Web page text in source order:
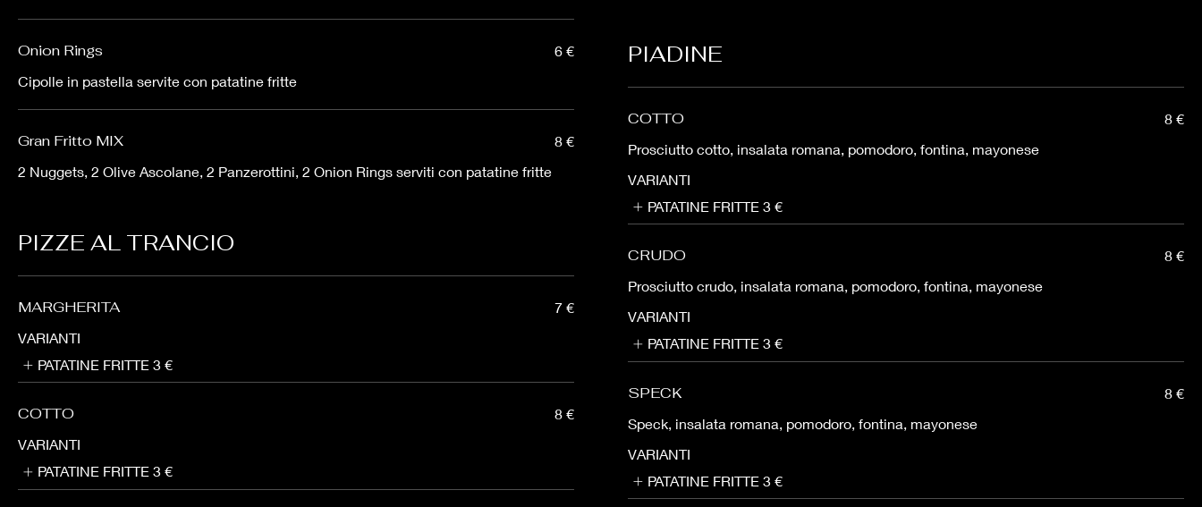
Onion Rings
Cipolle in pastella servite con patatine fritte
6 €
Gran Fritto MIX
2 Nuggets, 2 Olive Ascolane, 2 Panzerottini, 2 Onion Rings serviti con patatine fritte
8 €
PIZZE AL TRANCIO
MARGHERITA
7 €
VARIANTI
PATATINE FRITTE 3 €
COTTO
8 €
VARIANTI
PATATINE FRITTE 3 €
PIADINE
COTTO
Prosciutto cotto, insalata romana, pomodoro, fontina, mayonese
8 €
VARIANTI
PATATINE FRITTE 3 €
CRUDO
Prosciutto crudo, insalata romana, pomodoro, fontina, mayonese
8 €
VARIANTI
PATATINE FRITTE 3 €
SPECK
Speck, insalata romana, pomodoro, fontina, mayonese
8 €
VARIANTI
PATATINE FRITTE 3 €